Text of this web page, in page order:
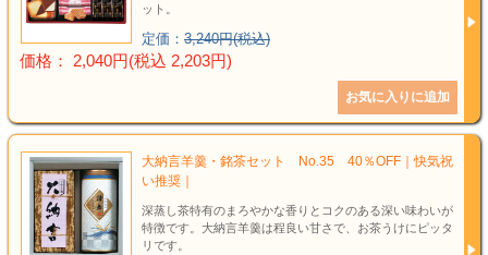
ット。
定価： 3,240円(税込)
価格： 2,040円(税込 2,203円)
大納言羊羹・銘茶セット No.35 40％OFF｜快気祝
い推奨｜
深蒸し茶特有のまろやかな香りとコクのある深い味わいが
特徴です。大納言羊羹は程良い甘さで、お茶うけにピッタ
リです。